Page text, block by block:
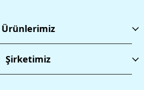
Ürünlerimiz
Şirketimiz